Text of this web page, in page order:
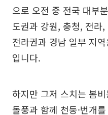
으로 오전 중 전국 대부
도권과 강원, 충청, 전라
전라권과 경남 일부 지
입니다.
하지만 그저 스치는 봄
돌풍과 함께 천둥·번개